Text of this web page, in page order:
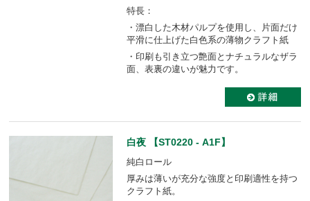
特長：
・漂白した木材パルプを使用し、片面だけ
平滑に仕上げた白色系の薄物クラフト紙
・印刷も引き立つ艶面とナチュラルなザラ
面、表裏の違いが魅力です。
白夜 【ST0220 - A1F】
純白ロール
厚みは薄いが充分な強度と印刷適性を持つ
クラフト紙。